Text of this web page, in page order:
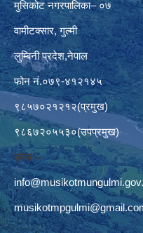
मुसिकोट नगरपालिका– ०७
वामीटक्सार, गुल्मी
लुम्बिनी प्रदेश,नेपाल
फोन नं.०७९-४१२१४५
९८५७०२१२१२(प्रमुख)
९८६७२०५५३०(उपप्रमुख)
इमेलः–